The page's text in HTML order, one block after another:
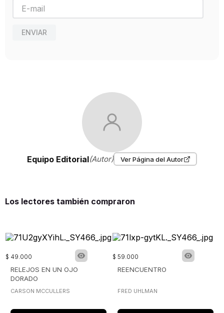
2019
ENVIAR
Equipo Editorial(Autor) Ver Página del Autor
Los lectores también compraron
$ 49.000
RELEJOS EN UN OJO
DORADO
CARSON MCCULLERS
$ 59.000
REENCUENTRO
FRED UHLMAN